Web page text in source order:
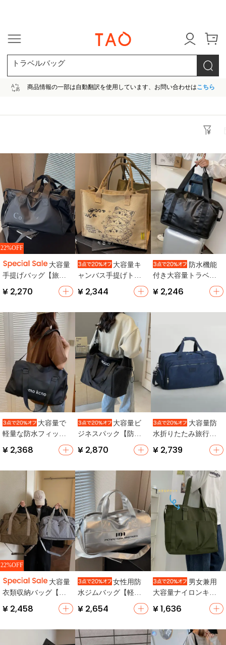
トラベルバッグ
商品情報の一部は自動翻訳を使用しています、お問い合わせはこちら
22%OFF
大容量
手提げバッグ【旅行
水・ジム用】
¥ 2,270
大容量キ
ャンバス手提げトー
トバッグ【カートゥ
ーンデザイン・通
¥ 2,344
防水機能
付き大容量トラベル
バッグ【軽量・学生
用・衣類収納にも最
¥ 2,246
大容量で
軽量な防水フィット
ネスバッグ【斜め掛
け・多機能・乾湿分
¥ 2,368
大容量ビ
ジネスパック【防
水・ショルダー・斜
め掛け・持ち手付
¥ 2,870
大容量防
水折りたたみ旅行バ
ッグ【男性用・女性
用・ジム用・持ち手
¥ 2,739
22%OFF
大容量
衣類収納バッグ【ジ
ム用・乾湿分離・キ
ャリーストラップ付
¥ 2,458
女性用防
水ジムバッグ【軽
量・湿乾分離・大容
量】
¥ 2,654
男女兼用
大容量ナイロンキャ
ンバスショルダーバ
ッグ【通勤・旅行
¥ 1,636